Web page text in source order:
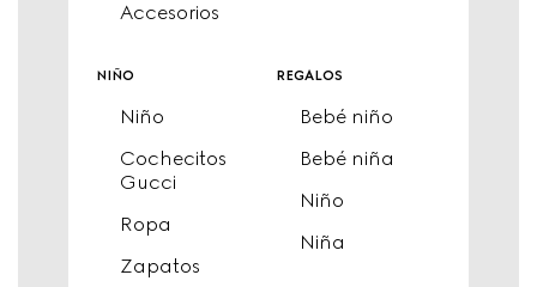
Accesorios
niño
Niño
Cochecitos
Gucci
Ropa
Zapatos
regalos
Bebé niño
Bebé niña
Niño
Niña